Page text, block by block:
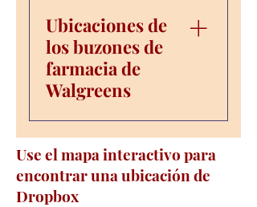
Ubicaciones de
los buzones de
farmacia de
Walgreens
Farmacia Walgreens
Atenas | 1302 Congreso
Parkway Sur, 37303 |
Teléfono: 423.745.7749
Use el mapa interactivo para
encontrar una ubicación de
Dropbox